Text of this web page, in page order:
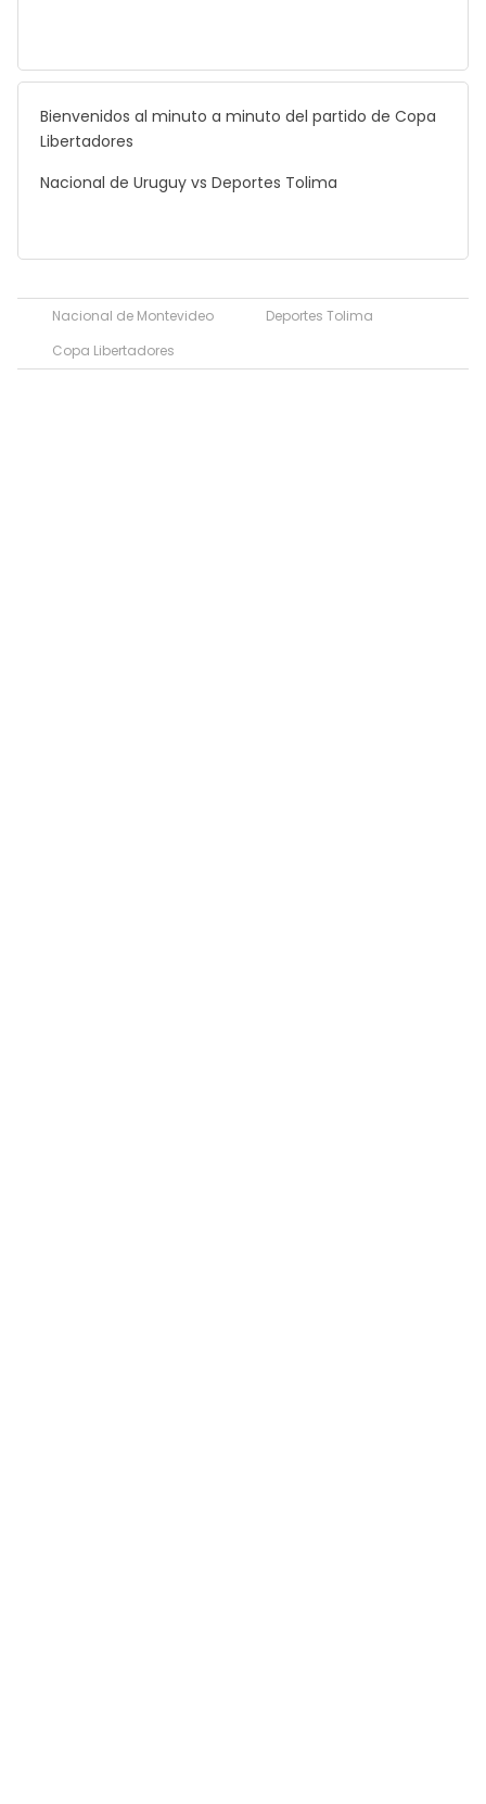
Bienvenidos al minuto a minuto del partido de Copa
Libertadores
Nacional de Uruguy vs Deportes Tolima
Nacional de Montevideo
Deportes Tolima
Copa Libertadores